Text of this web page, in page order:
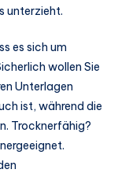
unterzieht.
es sich um
wollen Sie
Unterlagen
ist, während die
Trocknerfähig?